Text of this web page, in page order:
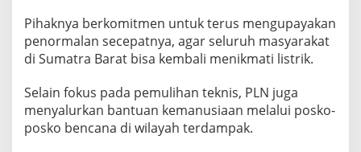
Pihaknya berkomitmen untuk terus mengupayakan
penormalan secepatnya, agar seluruh masyarakat
di Sumatra Barat bisa kembali menikmati listrik.
Selain fokus pada pemulihan teknis, PLN juga
menyalurkan bantuan kemanusiaan melalui posko-
posko bencana di wilayah terdampak.